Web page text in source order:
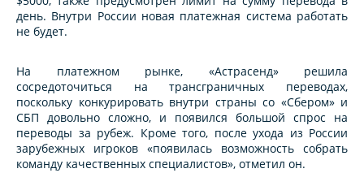
день. Внутри России новая платежная система работать
не будет.
На платежном рынке, «Астрасенд» решила
сосредоточиться на трансграничных переводах,
поскольку конкурировать внутри страны со «Сбером» и
СБП довольно сложно, и появился большой спрос на
переводы за рубеж. Кроме того, после ухода из России
зарубежных игроков «появилась возможность собрать
команду качественных специалистов», отметил он.